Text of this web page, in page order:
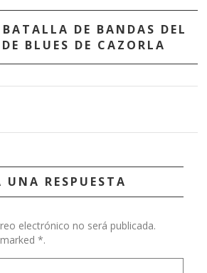
DE BANDAS DEL
BLUES DE CAZORLA
UNA RESPUESTA
electrónico no será publicada.
*.